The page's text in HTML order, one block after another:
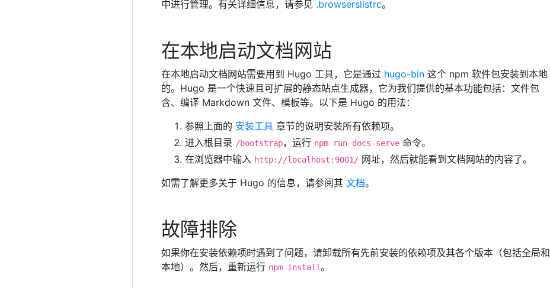
中进行管理。有关详细信息，请参见 .browserslistrc。
在本地启动文档网站
在本地启动文档网站需要用到 Hugo 工具，它是通过 hugo-bin 这个 npm 软件包安装到本地
的。Hugo 是一个快速且可扩展的静态站点生成器，它为我们提供的基本功能包括：文件包
含、编译 Markdown 文件、模板等。以下是 Hugo 的用法：
参照上面的 安装工具 章节的说明安装所有依赖项。
进入根目录 /bootstrap，运行 npm run docs-serve 命令。
在浏览器中输入 http://localhost:9001/ 网址，然后就能看到文档网站的内容了。
如需了解更多关于 Hugo 的信息，请参阅其 文档。
故障排除
如果你在安装依赖项时遇到了问题，请卸载所有先前安装的依赖项及其各个版本（包括全局和
本地）。然后，重新运行 npm install。